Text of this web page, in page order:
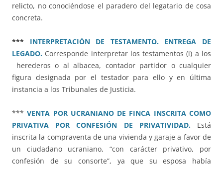
relicto, no conociéndose el paradero del legatario de cosa
concreta.
*** INTERPRETACIÓN DE TESTAMENTO. ENTREGA DE
LEGADO. Corresponde interpretar los testamentos (i) a los
herederos o al albacea, contador partidor o cualquier
figura designada por el testador para ello y en última
instancia a los Tribunales de Justicia.
***VENTA POR UCRANIANO DE FINCA INSCRITA COMO
PRIVATIVA POR CONFESIÓN DE PRIVATIVIDAD.Está
inscrita la compraventa de una vivienda y garaje a favor de
un ciudadano ucraniano, “con carácter privativo, por
confesión de su consorte”, ya que su esposa había